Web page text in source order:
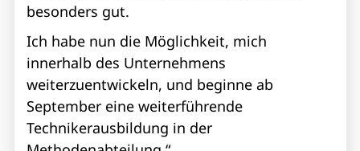
besonders gut.
Ich habe nun die Möglichkeit, mich
innerhalb des Unternehmens
weiterzuentwickeln, und beginne ab
September eine weiterführende
Technikerausbildung in der